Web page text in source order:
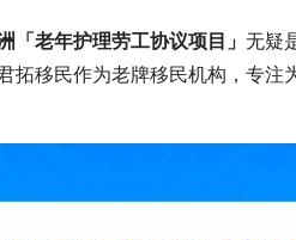
「老年护理劳工协议项目」 无疑
移民作为老牌移民机构，专注